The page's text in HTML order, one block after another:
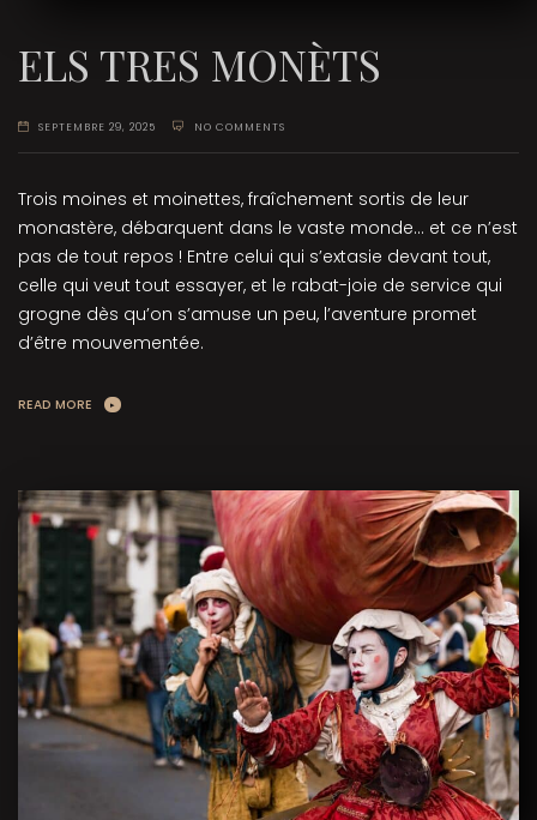
ELS TRES MONÈTS
SEPTEMBRE 29, 2025 NO COMMENTS
Trois moines et moinettes, fraîchement sortis de leur
monastère, débarquent dans le vaste monde... et ce n’est
pas de tout repos ! Entre celui qui s’extasie devant tout,
celle qui veut tout essayer, et le rabat-joie de service qui
grogne dès qu’on s’amuse un peu, l’aventure promet
d’être mouvementée.
READ MORE